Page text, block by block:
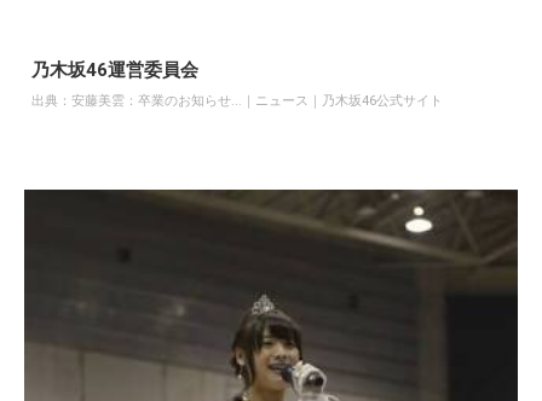
乃木坂46運営委員会
出典： 安藤美雲：卒業のお知らせ...｜ニュース｜乃木坂46公式サイト